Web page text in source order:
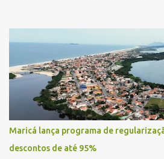
atenção pela ousadia do projeto, que
novo patamar de visibilidade
Quaquá, a conversa será o início de um
viabilidade dessa estrutura na cidade.
também respondeu às críticas que vem
muitas pessoas estão dizendo que
entregando resultados imediatos.
garantiu que os frutos começarão a
fala que eu prometo muito, mas não faço
Maricá lança programa de
descontos de até 95%